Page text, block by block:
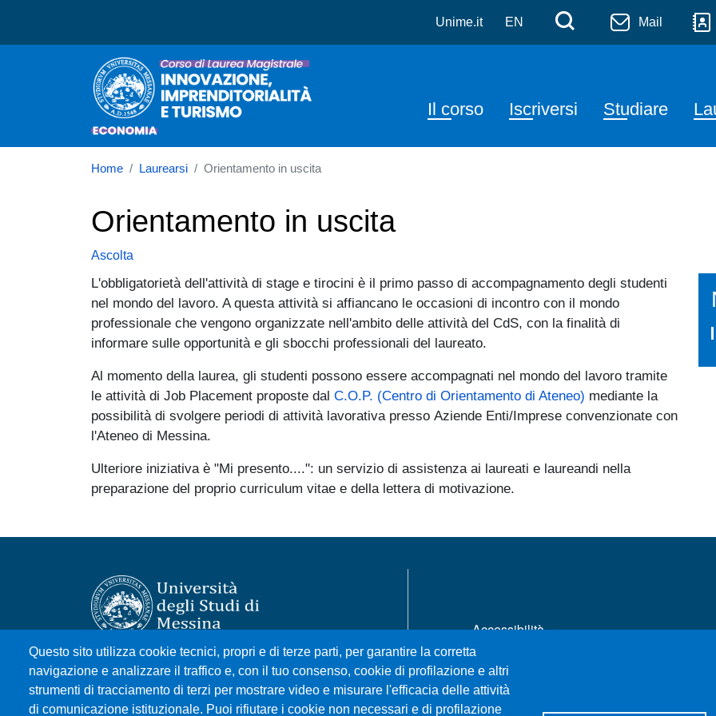
Salta al contenuto principale
Corso di laurea in Innovazione, Imprenditorialità e
Unime.it EN Menù di
Cerca Mail
Navigazione principale
Il corso Iscriversi Studiare
Home Laurearsi Orientamento in uscita
Orientamento in uscita
Ascolta
L'obbligatorietà dell'attività di stage e tirocini è il primo passo di accompagnamento degli studenti
nel mondo del lavoro. A questa attività si affiancano le occasioni di incontro con il mondo
professionale che vengono organizzate nell'ambito delle attività del CdS, con la finalità di
informare sulle opportunità e gli sbocchi professionali del laureato.
Al momento della laurea, gli studenti possono essere accompagnati nel mondo del lavoro tramite
le attività di Job Placement proposte dal C.O.P. (Centro di Orientamento di Ateneo) mediante la
possibilità di svolgere periodi di attività lavorativa presso Aziende Enti/Imprese convenzionate con
l'Ateneo di Messina.
Ulteriore iniziativa è "Mi presento....": un servizio di assistenza ai laureati e laureandi nella
preparazione del proprio curriculum vitae e della lettera di motivazione.
Questo sito utilizza cookie tecnici, propri e di terze parti, per garantire la corretta
navigazione e analizzare il traffico e, con il tuo consenso, cookie di profilazione e altri
strumenti di tracciamento di terzi per mostrare video e misurare l'efficacia delle attività
di comunicazione istituzionale. Puoi rifiutare i cookie non necessari e di profilazione
Università degli Studi di Messina
Piazza Pugliatti, 1 - 98122 Messina
Cod. Fiscale 80004070837
Accessibilità
Privacy e cookie policy
Mappa del sito